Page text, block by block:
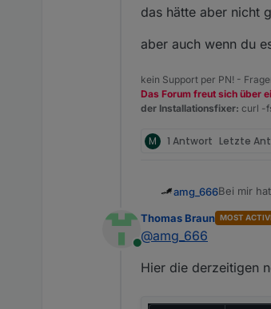
das hätte aber nicht
aber auch wenn du
kein Support per PN! -
Das Forum freut sich über
der Installationsfixer: curl -
M 1 Antwort Letzte
amg_666Bei mir
Frage:
Online
Thomas Braun MOST
@amg_666
Hier die derzeitigen